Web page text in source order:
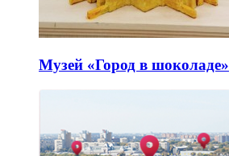
Музей «Город в шоколаде»